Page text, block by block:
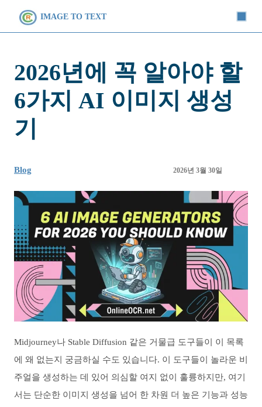
IMAGE TO TEXT
2026년에 꼭 알아야 할
6가지 AI 이미지 생성
기
Blog 2026년 3월 30일
Midjourney나 Stable Diffusion 같은 거물급 도구들이 이 목록
에 왜 없는지 궁금하실 수도 있습니다. 이 도구들이 놀라운 비
주얼을 생성하는 데 있어 의심할 여지 없이 훌륭하지만, 여기
서는 단순한 이미지 생성을 넘어 한 차원 더 높은 기능과 성능